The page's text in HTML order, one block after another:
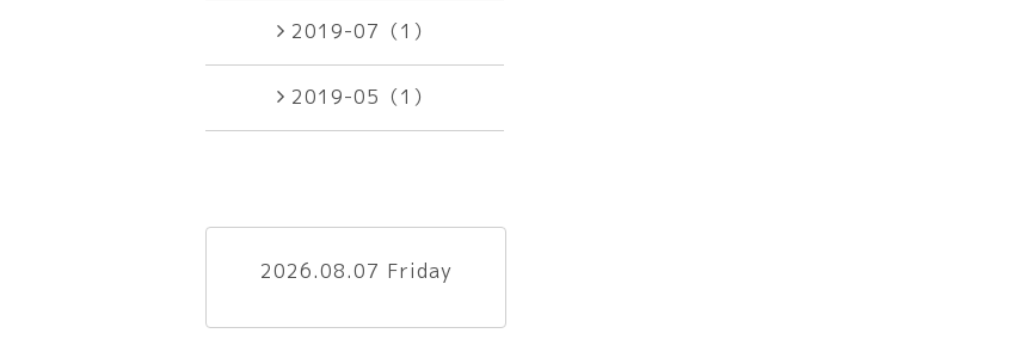
2019-07（1）
2019-05（1）
2026.08.07 Friday